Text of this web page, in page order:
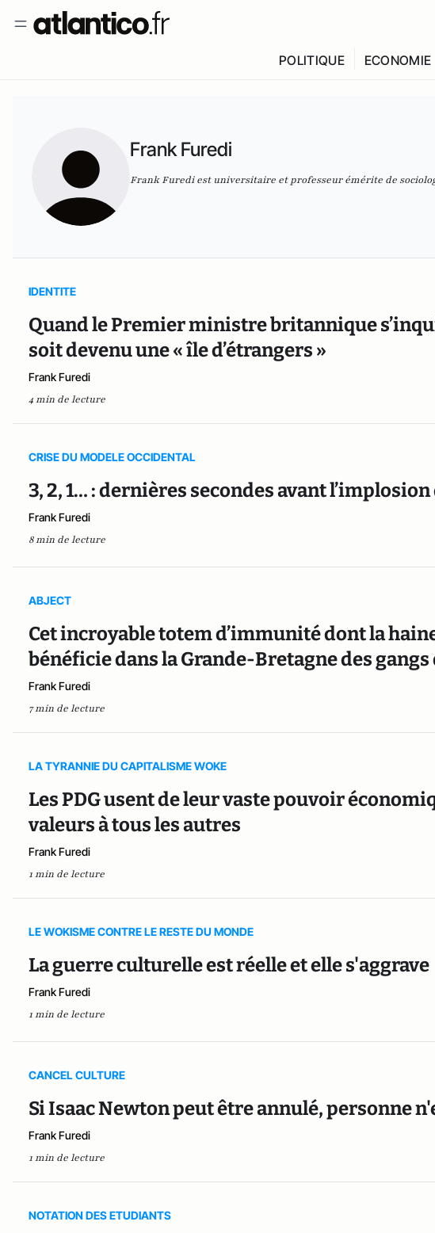
POLITIQUE ECONOMIE
Frank Furedi
Frank Furedi est universitaire et professeur émérite de
IDENTITE
Quand le Premier ministre britannique
soit devenu une « île d’étrangers »
Frank Furedi
4 min de lecture
CRISE DU MODELE OCCIDENTAL
3, 2, 1… : dernières secondes avant l’implosion
Frank Furedi
8 min de lecture
ABJECT
Cet incroyable totem d’immunité dont la
bénéficie dans la Grande-Bretagne des
Frank Furedi
7 min de lecture
LA TYRANNIE DU CAPITALISME WOKE
Les PDG usent de leur vaste pouvoir
valeurs à tous les autres
Frank Furedi
1 min de lecture
LE WOKISME CONTRE LE RESTE DU MONDE
La guerre culturelle est réelle et elle s'aggrave
Frank Furedi
1 min de lecture
CANCEL CULTURE
Si Isaac Newton peut être annulé, personne
Frank Furedi
1 min de lecture
NOTATION DES ETUDIANTS